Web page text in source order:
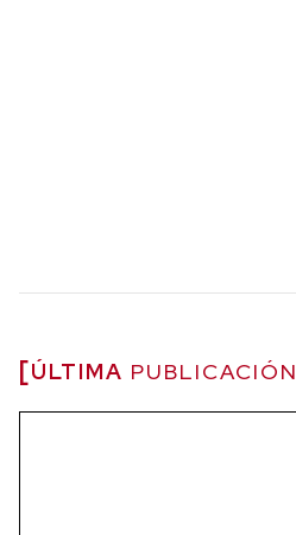
ÚLTIMA PUBLICACIÓN